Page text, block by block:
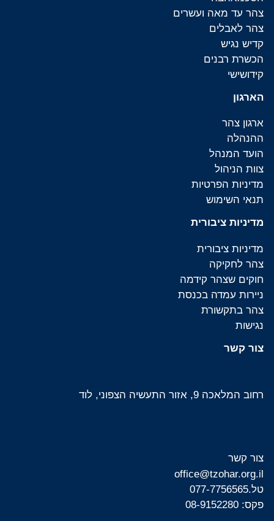
צור קשר
רחוב המלאכה 9, אזור התעשיה הצפוני, לוד
צור קשר
office@tzohar.org.il
טל.077-7756565
פקס: 08-9152280
צהר עד מאה ועשרים
צהר לאבלים
קדיש נגיש
הכשרת רבנים
קידושישי
הארגון
ארגון צהר
ההנהלה
הועד המנהל
צוות הניהול
מדיניות הפרטיות
תנאי השימוש
מדיניות ציבורית
מדיניות ציבורית
צהר לחקיקה
חוקים שצהר קידמה
ניירות עמדה בכנסת
צהר בתקשורת
נגישות